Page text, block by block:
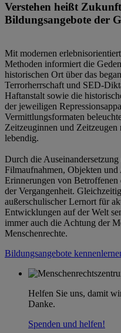
Verstehen heißt
Bildungsangebote der
Mit modernen
Methoden informiert die
historischen Ort über das
Terrorherrschaft und SED-
Haftanstalt sowie die
der jeweiligen
Vermittlungsformaten
Zeitzeuginnen und Zeitzeugen
lebendig.
Durch die
Filmaufnahmen, Objekten
Erinnerungen von
der Vergangenheit.
außerschulischer Lernort für
Entwicklungen auf der Welt
immer auch die Achtung der
Menschenrechte.
Bildungsangebote
Helfen Sie uns, damit
Danke.
Spenden und helfen!